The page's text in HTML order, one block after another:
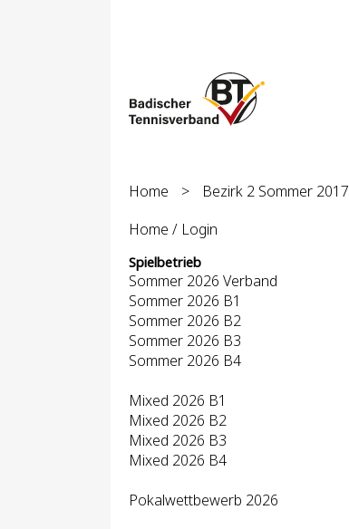
Home > Bezirk 2 Sommer 2017
Home / Login
Spielbetrieb
Sommer 2026 Verband
Sommer 2026 B1
Sommer 2026 B2
Sommer 2026 B3
Sommer 2026 B4
Mixed 2026 B1
Mixed 2026 B2
Mixed 2026 B3
Mixed 2026 B4
Pokalwettbewerb 2026